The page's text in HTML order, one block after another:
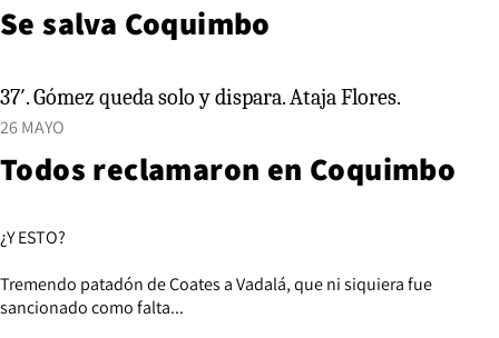
Se salva Coquimbo
37′. Gómez queda solo y dispara. Ataja Flores.
26 MAYO
Todos reclamaron en Coquimbo
¿Y ESTO?
Tremendo patadón de Coates a Vadalá, que ni siquiera fue
sancionado como falta...